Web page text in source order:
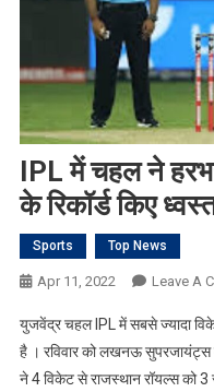
IPL में चहल ने
के रिकॉर्ड किए
Sports Top News
Apr 11, 2022 Leave A
युजवेंद्र चहल IPL में सबसे ज्यादा
है । रविवार को लखनऊ
ने 4 विकेट से राजस्थान रॉयल्स को 3